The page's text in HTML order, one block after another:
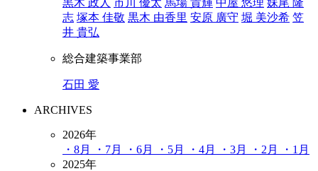
志 塚本 佳敬 黒木 由香里 安原 廣守 堀 美沙希 笠
井 貴弘
総合建築事業部
石田 愛
ARCHIVES
2026年
・8月
・7月 ・6月 ・5月 ・4月 ・3月 ・2月
・1月
2025年